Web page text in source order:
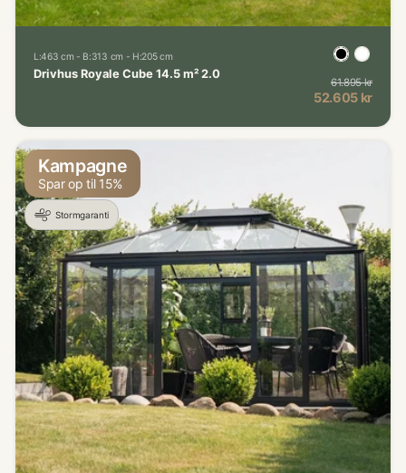
L:463 cm - B:313 cm - H:205 cm
Drivhus Royale Cube 14.5 m² 2.0
61.895 kr
Kampagnepris
52.605 kr
Kampagne
Spar op til 15%
Stormgaranti